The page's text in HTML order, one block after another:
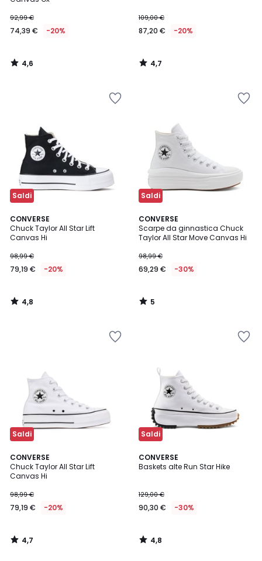
92,99 €
74,39 € -20%
4,6
/
109,00 €
87,20 € -20%
4,7
/
Saldi
CONVERSE
Chuck Taylor All Star Lift
Canvas Hi
98,99 €
79,19 € -20%
4,8
/ 5
4,8
/
Saldi
CONVERSE
Scarpe da ginnastica Chuck
Taylor All Star Move Canvas Hi
98,99 €
69,29 € -30%
5
/
5
5
/
Saldi
CONVERSE
Chuck Taylor All Star Lift
Canvas Hi
98,99 €
79,19 € -20%
4,7
/ 5
4,7
/
Saldi
CONVERSE
Baskets alte Run Star Hike
129,00 €
90,30 € -30%
4,8
/ 5
4,8
/